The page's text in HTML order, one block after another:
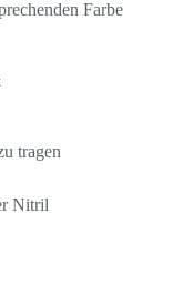
Farbe
tragen
Nitril